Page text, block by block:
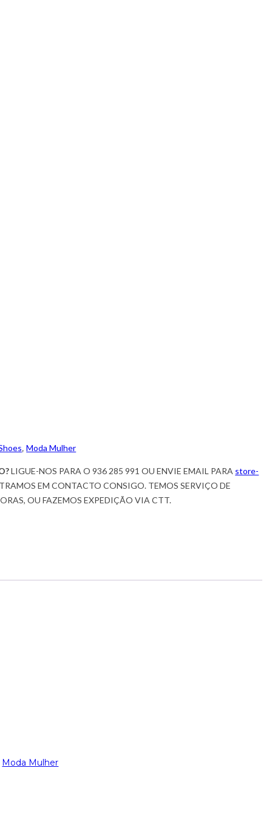
,Moda Mulher
LIGUE-NOS PARA O 936 285 991 OU ENVIE EMAIL PARA store-
EM CONTACTO CONSIGO. TEMOS SERVIÇO DE
OU FAZEMOS EXPEDIÇÃO VIA CTT.
Moda Mulher